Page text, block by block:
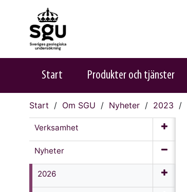
Start Produkter och tjänster
Start Om SGU Nyheter 2023
Verksamhet
Nyheter
2026